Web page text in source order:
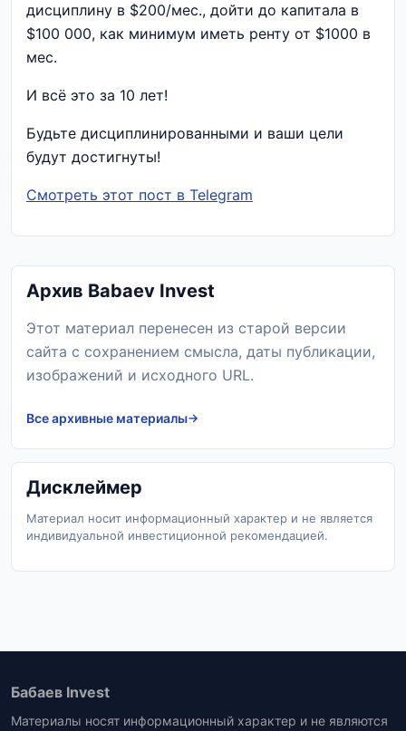
дисциплину в $200/мес., дойти до капитала в
$100 000, как минимум иметь ренту от $1000 в
мес.
И всё это за 10 лет!
Будьте дисциплинированными и ваши цели
будут достигнуты!
Смотреть этот пост в Telegram
Архив Babaev Invest
Этот материал перенесен из старой версии
сайта с сохранением смысла, даты публикации,
изображений и исходного URL.
Все архивные материалы
Дисклеймер
Материал носит информационный характер и не является
индивидуальной инвестиционной рекомендацией.
Бабаев Invest
Материалы носят информационный характер и не являются